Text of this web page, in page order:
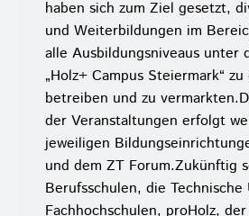
haben sich zum Ziel gesetzt,
und Weiterbildungen im
alle Ausbildungsniveaus unter
„Holz+ Campus Steiermark“
betreiben und zu vermarkten.
der Veranstaltungen erfolgt
jeweiligen
und dem ZT Forum.Zukünftig
Berufsschulen, die
Fachhochschulen, proHolz,